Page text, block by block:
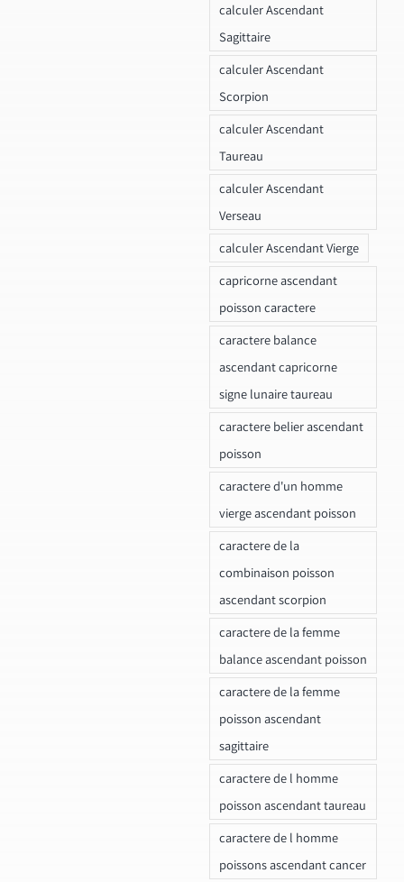
calculer Ascendant
Sagittaire
calculer Ascendant
Scorpion
calculer Ascendant
Taureau
calculer Ascendant
Verseau
calculer Ascendant Vierge
capricorne ascendant
poisson caractere
caractere balance
ascendant capricorne
signe lunaire taureau
caractere belier ascendant
poisson
caractere d'un homme
vierge ascendant poisson
caractere de la
combinaison poisson
ascendant scorpion
caractere de la femme
balance ascendant poisson
caractere de la femme
poisson ascendant
sagittaire
caractere de l homme
poisson ascendant taureau
caractere de l homme
poissons ascendant cancer